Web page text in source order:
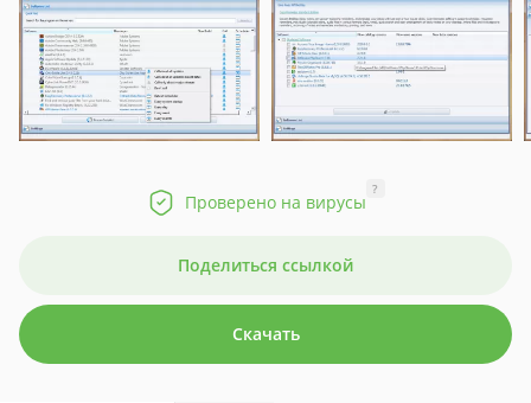
Проверено на вирусы
?
Поделиться ссылкой
Скачать